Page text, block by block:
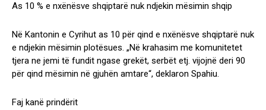
As 10 % e nxënësve shqiptarë nuk ndjekin mësimin shqip
Në Kantonin e Cyrihut as 10 për qind e nxënësve shqiptarë nuk
e ndjekin mësimin plotësues. „Në krahasim me komunitetet
tjera ne jemi të fundit ngase grekët, serbët etj. vijojnë deri 90
për qind mësimin në gjuhën amtare“, deklaron Spahiu.
Faj kanë prindërit